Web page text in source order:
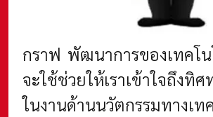
กราฟ พัฒนาการของเทคโ
จะใช้ช่วยให้เราเข้าใจถึง
ในงานด้านนวัตกรรมทางเ